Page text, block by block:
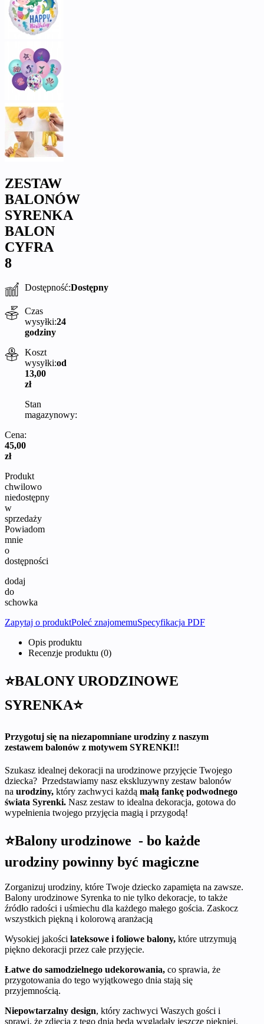
ZESTAW
BALONÓW
SYRENKA
BALON
CYFRA
8
Dostępność:Dostępny
Czas
wysyłki:24
godziny
Koszt
wysyłki:od
13,00
zł
Stan
magazynowy:
Cena:
45,00
zł
Produkt
chwilowo
niedostępny
w
sprzedaży
Powiadom
mnie
o
dostępności
dodaj
do
schowka
Zapytaj o produktPoleć znajomemuSpecyfikacja PDF
Opis produktu
Recenzje produktu (0)
⭐BALONY URODZINOWE
SYRENKA⭐
Przygotuj się na niezapomniane urodziny z naszym
zestawem balonów z motywem SYRENKI!!
Szukasz idealnej dekoracji na urodzinowe przyjęcie Twojego
dziecka? Przedstawiamy nasz ekskluzywny zestaw balonów
na urodziny, który zachwyci każdą małą fankę podwodnego
świata Syrenki. Nasz zestaw to idealna dekoracja, gotowa do
wypełnienia twojego przyjęcia magią i przygodą!
⭐Balony urodzinowe - bo każde
urodziny powinny być magiczne
Zorganizuj urodziny, które Twoje dziecko zapamięta na zawsze.
Balony urodzinowe Syrenka to nie tylko dekoracje, to także
źródło radości i uśmiechu dla każdego małego gościa. Zaskocz
wszystkich piękną i kolorową aranżacją
Wysokiej jakości lateksowe i foliowe balony, które utrzymują
piękno dekoracji przez całe przyjęcie.
Łatwe do samodzielnego udekorowania, co sprawia, że
przygotowania do tego wyjątkowego dnia stają się
przyjemnością.
Niepowtarzalny design, który zachwyci Waszych gości i
sprawi, że zdjęcia z tego dnia będą wyglądały jeszcze piękniej.